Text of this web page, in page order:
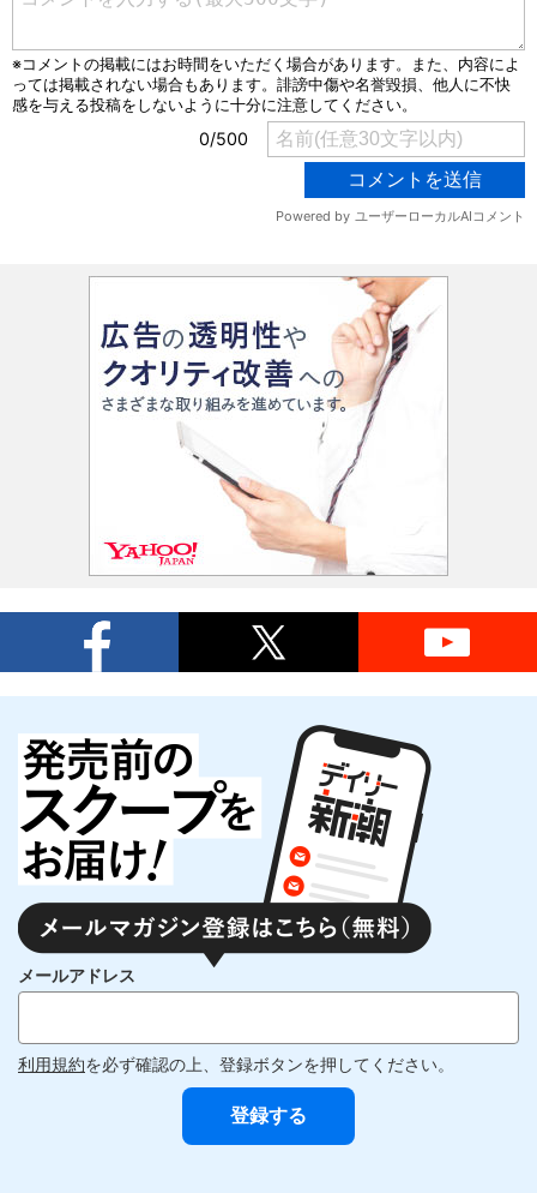
メールアドレス
利用規約を必ず確認の上、登録ボタンを押してください。